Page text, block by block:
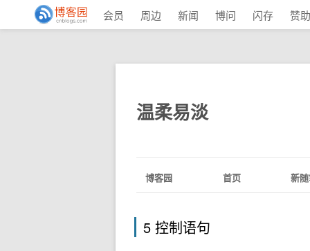
会员 周边 新闻 博问 闪存 赞
温柔易淡
博客园 首页 新
5 控制语句